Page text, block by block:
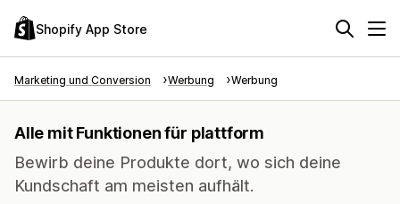
Shopify App Store
Marketing und Conversion Werbung Werbung
Alle mit Funktionen für plattform
Bewirb deine Produkte dort, wo sich deine
Kundschaft am meisten aufhält.